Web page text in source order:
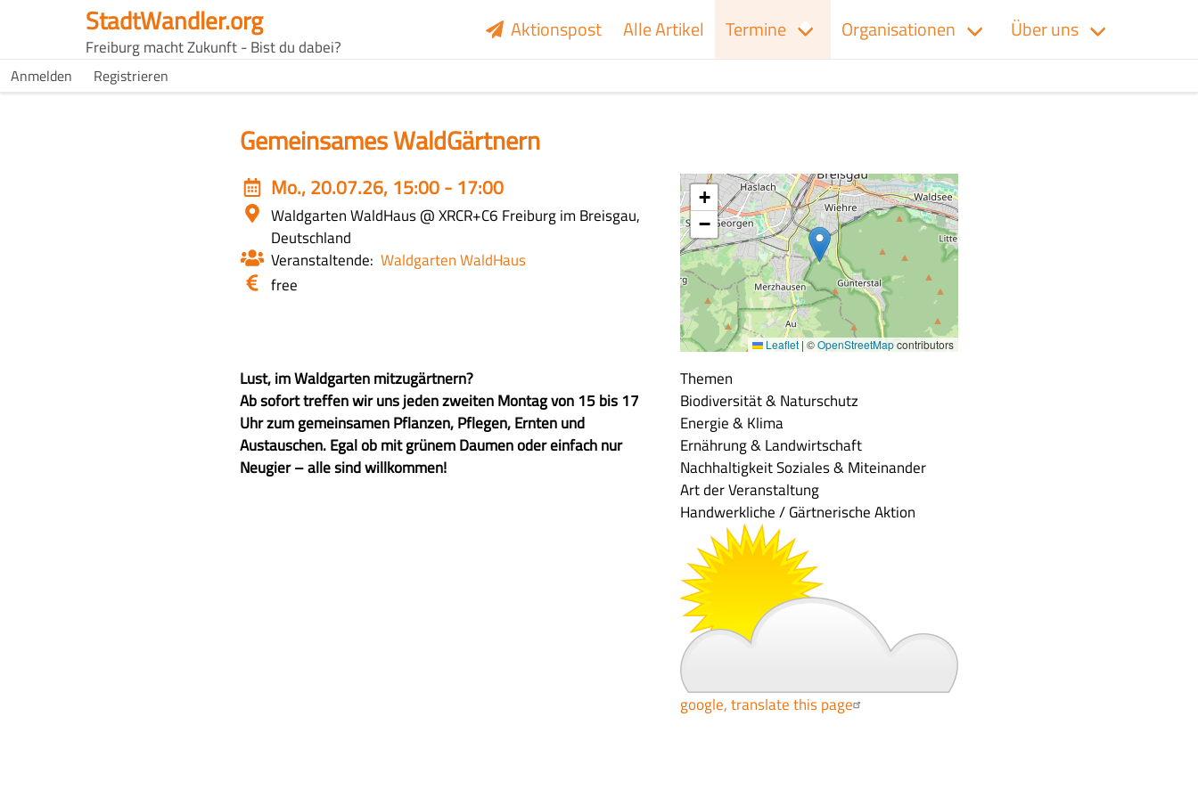
StadtWandler.org
Freiburg macht Zukunft - Bist du dabei?
H4C
Main
Aktionspost Alle Artikel Termine Organisationen Über uns
H4C
Anmelden Registrieren
Gemeinsames WaldGärtnern
Event
date
Mo., 20.07.26, 15:00 - 17:00
Ort
Waldgarten WaldHaus@ XRCR+C6 Freiburg im Breisgau,
Deutschland
Veranstaltende Waldgarten WaldHaus
Eintritt
free
+
−
Leaflet | ©OpenStreetMapcontributors
Z
u
s
a
m
Lust, im Waldgarten mitzugärtnern?
Ab sofort treffen wir uns jeden zweiten Montag von 15 bis 17
Uhr zum gemeinsamen Pflanzen, Pflegen, Ernten und
Austauschen. Egal ob mit grünem Daumen oder einfach nur
Neugier – alle sind willkommen!
Themen
Biodiversität & Naturschutz
Energie & Klima
Ernährung & Landwirtschaft
NachhaltigkeitSoziales & Miteinander
Art der Veranstaltung
Handwerkliche / Gärtnerische Aktion
google, translate this page